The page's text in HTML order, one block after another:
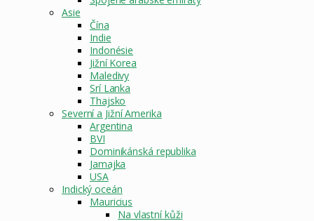
Asie
Čína
Indie
Indonésie
Jižní Korea
Maledivy
Srí Lanka
Thajsko
Severní a Jižní Amerika
Argentina
BVI
Dominikánská republika
Jamajka
USA
Indický oceán
Mauricius
Na vlastní kůži